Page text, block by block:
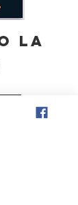
LA